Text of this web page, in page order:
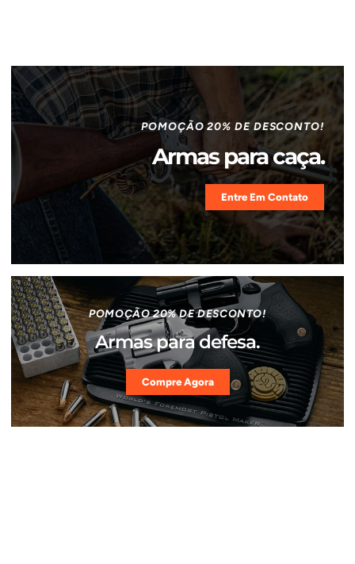
POMOÇÃO 20% DE DESCONTO!
Armas para caça.
Entre Em Contato
POMOÇÃO 20% DE DESCONTO!
Armas para defesa.
Compre Agora